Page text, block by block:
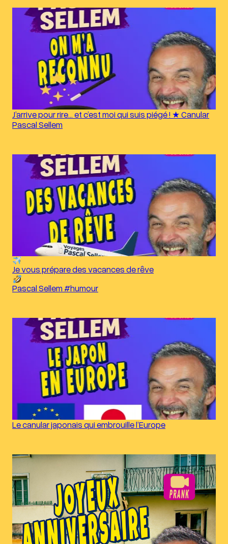
J’arrive pour rire… et c’est moi qui suis piégé ! ★ Canular
Pascal Sellem
Je vous prépare des vacances de rêve
Pascal Sellem #humour
Le canular japonais qui embrouille l’Europe